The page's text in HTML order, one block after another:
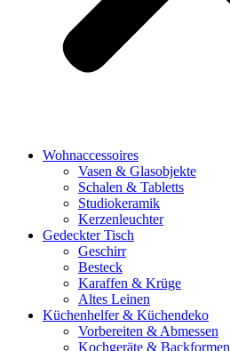
Wohnaccessoires
Vasen & Glasobjekte
Schalen & Tabletts
Studiokeramik
Kerzenleuchter
Gedeckter Tisch
Geschirr
Besteck
Karaffen & Krüge
Altes Leinen
Küchenhelfer & Küchendeko
Vorbereiten & Abmessen
Kochgeräte & Backformen